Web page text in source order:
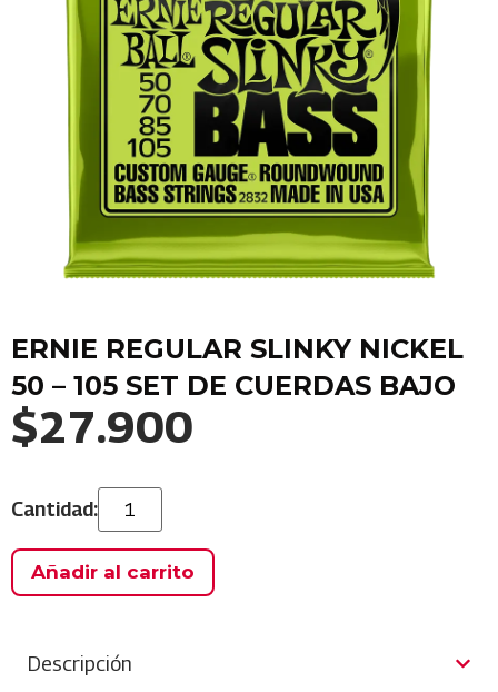
ERNIE REGULAR SLINKY NICKEL
50 – 105 SET DE CUERDAS BAJO
$27.900
Añadir al carrito
Descripción